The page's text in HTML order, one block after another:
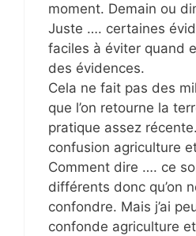
moment. Demain ou
Juste …. certaines
faciles à éviter quand
des évidences.
Cela ne fait pas des
que l’on retourne la
pratique assez
confusion agriculture
Comment dire …. ce
différents donc qu’on
confondre. Mais j’ai
confonde agriculture